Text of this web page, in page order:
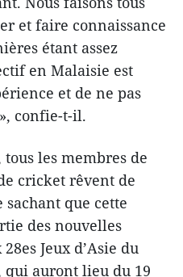
et faire connaissance
étant assez
en Malaisie est
et de ne pas
confie-t-il.
tous les membres de
cricket rêvent de
que cette
des nouvelles
Jeux d’Asie du
qui auront lieu du 19